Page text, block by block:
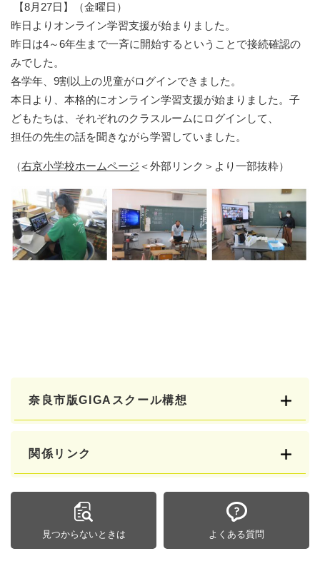
【8月27日】（金曜日）
昨日よりオンライン学習支援が始まりました。
昨日は4～6年生まで一斉に開始するということで接続確認の
みでした。
各学年、9割以上の児童がログインできました。
本日より、本格的にオンライン学習支援が始まりました。子
どもたちは、それぞれのクラスルームにログインして、
担任の先生の話を聞きながら学習していました。
（右京小学校ホームページ ＜外部リンク＞ より一部抜粋）
奈良市版GIGAスクール構想
関係リンク
見つからないときは よくある質問